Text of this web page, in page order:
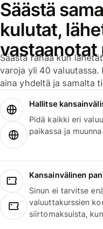
Säästä
kulutat,
vastaanotat
Säästä rahaa kun
varoja yli 40
aina yhdeltä ja samalta
Hallitse
Pidä kaikki eri
paikassa ja
Kansainvälinen
Sinun ei tarvitse
valuuttakurssien
siirtomaksuista,